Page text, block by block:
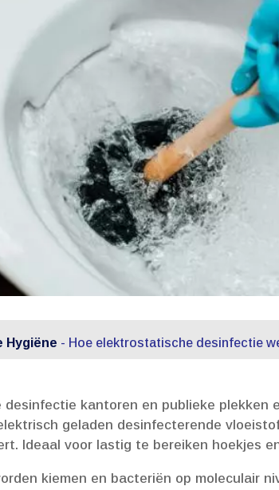
Hygiëne - Hoe elektrostatische desinfectie
kantoren en publieke plekken
geladen desinfecterende
Ideaal voor lastig te bereiken hoekjes
kiemen en bacteriën op moleculair